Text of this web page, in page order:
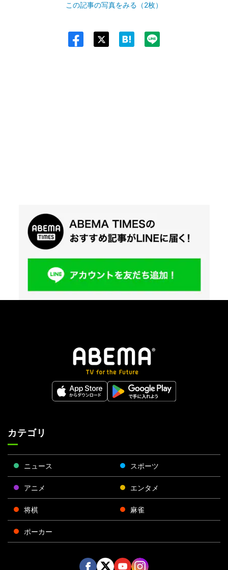
この記事の写真をみる（2枚）
カテゴリ
ニュース スポーツ
アニメ エンタメ
将棋 麻雀
ポーカー